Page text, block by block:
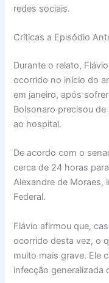
redes sociais.
Críticas a Episódio
Durante o relato,
ocorrido no início do
em janeiro, após
Bolsonaro precisou
ao hospital.
De acordo com o
cerca de 24 horas
Alexandre de Moraes,
Federal.
Flávio afirmou que,
ocorrido desta vez, o
muito mais grave. Ele
infecção generalizada